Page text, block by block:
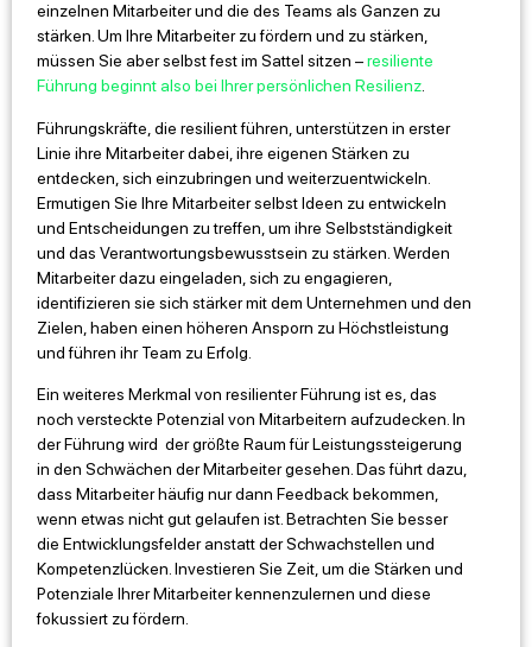
einzelnen Mitarbeiter und die des Teams als Ganzen zu
stärken. Um Ihre Mitarbeiter zu fördern und zu stärken,
müssen Sie aber selbst fest im Sattel sitzen –resiliente
Führung beginnt also bei Ihrer persönlichen Resilienz.
Führungskräfte, die resilient führen, unterstützen in erster
Linie ihre Mitarbeiter dabei, ihre eigenen Stärken zu
entdecken, sich einzubringen und weiterzuentwickeln.
Ermutigen Sie Ihre Mitarbeiter selbst Ideen zu entwickeln
und Entscheidungen zu treffen, um ihre Selbstständigkeit
und das Verantwortungsbewusstsein zu stärken. Werden
Mitarbeiter dazu eingeladen, sich zu engagieren,
identifizieren sie sich stärker mit dem Unternehmen und den
Zielen, haben einen höheren Ansporn zu Höchstleistung
und führen ihr Team zu Erfolg.
Ein weiteres Merkmal von resilienter Führung ist es, das
noch versteckte Potenzial von Mitarbeitern aufzudecken. In
der Führung wird der größte Raum für Leistungssteigerung
in den Schwächen der Mitarbeiter gesehen. Das führt dazu,
dass Mitarbeiter häufig nur dann Feedback bekommen,
wenn etwas nicht gut gelaufen ist. Betrachten Sie besser
die Entwicklungsfelder anstatt der Schwachstellen und
Kompetenzlücken. Investieren Sie Zeit, um die Stärken und
Potenziale Ihrer Mitarbeiter kennenzulernen und diese
fokussiert zu fördern.